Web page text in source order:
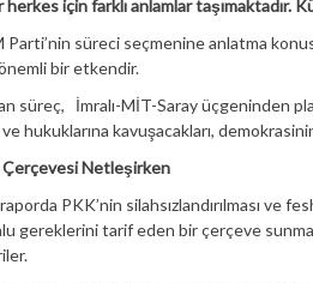
için farklı anlamlar taşımaktadır.
Parti’nin süreci seçmenine anlatma
bir etkendir.
süreç, İmralı-MİT-Saray üçgeninden
hukuklarına kavuşacakları,
Çerçevesi Netleşirken
PKK’nin silahsızlandırılması ve
gereklerini tarif eden bir çerçeve